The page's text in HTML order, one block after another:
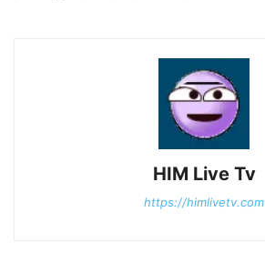
HIM Live Tv
https://himlivetv.com